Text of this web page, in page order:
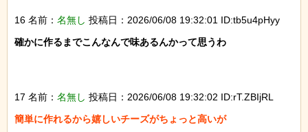
16 名前： 名無し 投稿日：2026/06/08 19:32:01 ID:tb5u4pHyy
確かに作るまでこんなんで味あるんかって思うわ
17 名前： 名無し 投稿日：2026/06/08 19:32:02 ID:rT.ZBIjRL
簡単に作れるから嬉しいチーズがちょっと高いが